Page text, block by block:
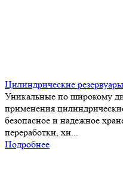
Цилиндрические резервуары
Уникальные по широкому
применения
безопасное и надежное
переработки, хи...
Подробнее